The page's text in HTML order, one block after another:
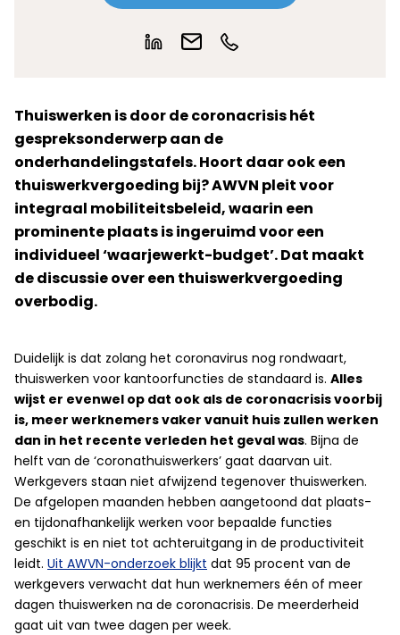
Thuiswerken is door de coronacrisis hét
gespreksonderwerp aan de
onderhandelingstafels. Hoort daar ook een
thuiswerkvergoeding bij? AWVN pleit voor
integraal mobiliteitsbeleid, waarin een
prominente plaats is ingeruimd voor een
individueel ‘waarjewerkt-budget’. Dat maakt
de discussie over een thuiswerkvergoeding
overbodig.
Duidelijk is dat zolang het coronavirus nog rondwaart,
thuiswerken voor kantoorfuncties de standaard is. Alles
wijst er evenwel op dat ook als de coronacrisis voorbij
is, meer werknemers vaker vanuit huis zullen werken
dan in het recente verleden het geval was. Bijna de
helft van de ‘coronathuiswerkers’ gaat daarvan uit.
Werkgevers staan niet afwijzend tegenover thuiswerken.
De afgelopen maanden hebben aangetoond dat plaats-
en tijdonafhankelijk werken voor bepaalde functies
geschikt is en niet tot achteruitgang in de productiviteit
leidt. Uit AWVN-onderzoek blijkt dat 95 procent van de
werkgevers verwacht dat hun werknemers één of meer
dagen thuiswerken na de coronacrisis. De meerderheid
gaat uit van twee dagen per week.